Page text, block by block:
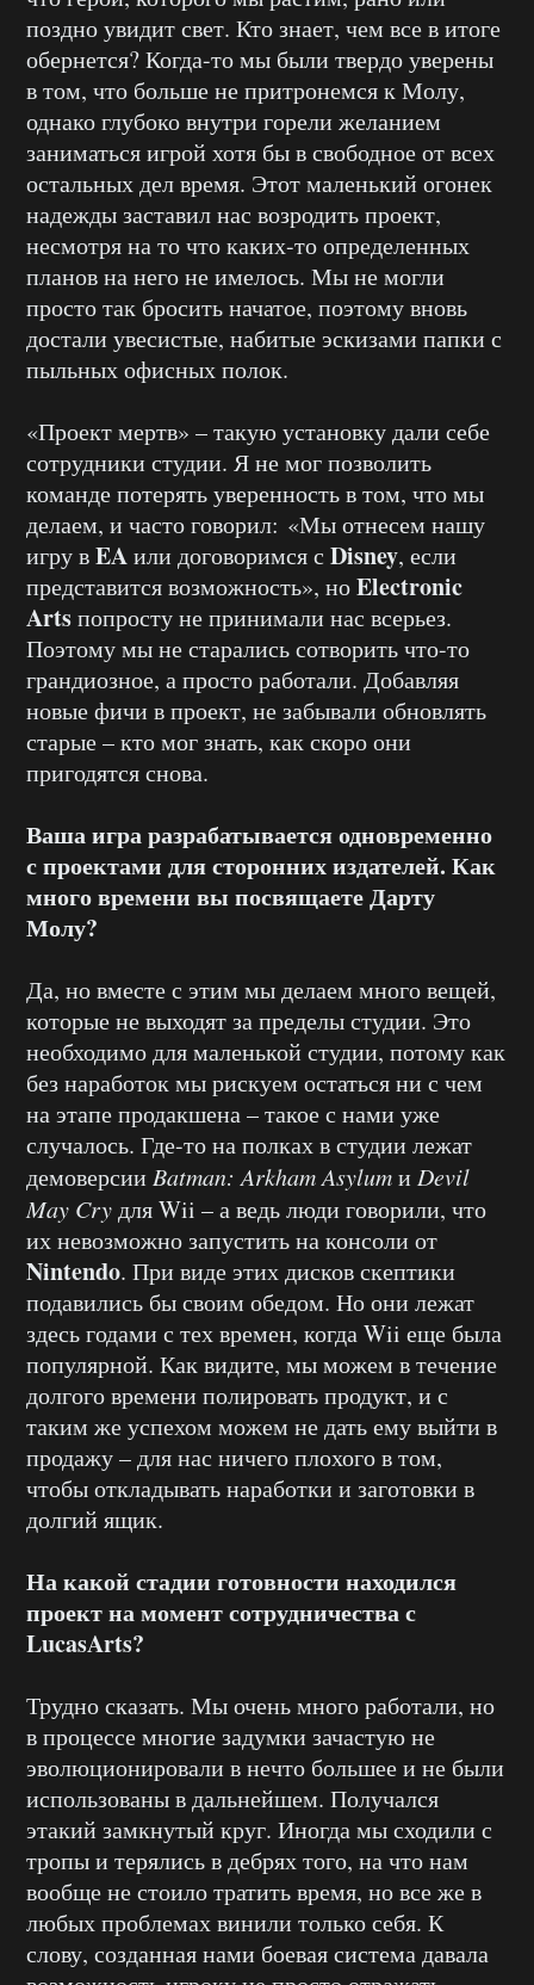
поздно увидит свет. Кто знает, чем все в итоге
обернется? Когда-то мы были твердо уверены
в том, что больше не притронемся к Молу,
однако глубоко внутри горели желанием
заниматься игрой хотя бы в свободное от всех
остальных дел время. Этот маленький огонек
надежды заставил нас возродить проект,
несмотря на то что каких-то определенных
планов на него не имелось. Мы не могли
просто так бросить начатое, поэтому вновь
достали увесистые, набитые эскизами папки с
пыльных офисных полок.
«Проект мертв» – такую установку дали себе
сотрудники студии. Я не мог позволить
команде потерять уверенность в том, что мы
делаем, и часто говорил: «Мы отнесем нашу
игру вEAили договоримся с Disney, если
представится возможность», ноElectronic
Artsпопросту не принимали нас всерьез.
Поэтому мы не старались сотворить что-то
грандиозное, а просто работали. Добавляя
новые фичи в проект, не забывали обновлять
старые – кто мог знать, как скоро они
пригодятся снова.
Ваша игра разрабатывается одновременно
с проектами для сторонних издателей. Как
много времени вы посвящаете Дарту
Молу?
Да, но вместе с этим мы делаем много вещей,
которые не выходят за пределы студии. Это
необходимо для маленькой студии, потому как
без наработок мы рискуем остаться ни с чем
на этапе продакшена – такое с нами уже
случалось. Где-то на полках в студии лежат
демоверсии Batman: Arkham Asylumи Devil
May Cryдля Wii – а ведь люди говорили, что
их невозможно запустить на консоли от
Nintendo. При виде этих дисков скептики
подавились бы своим обедом. Но они лежат
здесь годами с тех времен, когда Wii еще была
популярной. Как видите, мы можем в течение
долгого времени полировать продукт, и с
таким же успехом можем не дать ему выйти в
продажу – для нас ничего плохого в том,
чтобы откладывать наработки и заготовки в
долгий ящик.
На какой стадии готовности находился
проект на момент сотрудничества с
LucasArts?
Трудно сказать. Мы очень много работали, но
в процессе многие задумки зачастую не
эволюционировали в нечто большее и не были
использованы в дальнейшем. Получался
этакий замкнутый круг. Иногда мы сходили с
тропы и терялись в дебрях того, на что нам
вообще не стоило тратить время, но все же в
любых проблемах винили только себя. К
слову, созданная нами боевая система давала